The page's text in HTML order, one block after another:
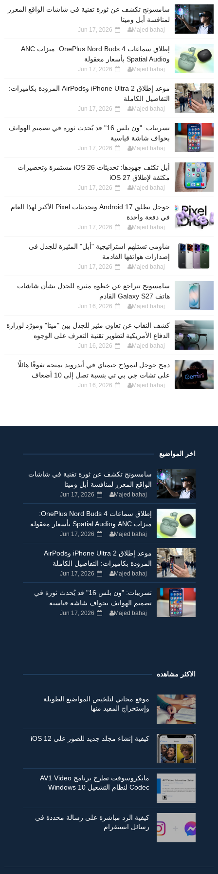
سامسونج تكشف عن ثورة تقنية في شاشات الواقع المعزز
لمنافسة أبل وميتا
Majed bahaj
Jun 17, 2026
إطلاق سماعات OnePlus Nord Buds 4: ميزات ANC
وSpatial Audio بأسعار معقولة
Majed bahaj
Jun 17, 2026
موعد إطلاق iPhone Ultra 2 وAirPods المزودة بكاميرات:
التفاصيل الكاملة
Majed bahaj
Jun 17, 2026
تسريبات: "ون بلس 16" قد يُحدث ثورة في تصميم الهواتف
بحواف شاشة قياسية
Majed bahaj
Jun 17, 2026
أبل تكثف جهودها: تحديثات iOS 26 مستمرة وتحضيرات
مكثفة لإطلاق iOS 27
Majed bahaj
Jun 17, 2026
جوجل تطلق Android 17 وتحديثات Pixel الأكبر لهذا العام
في دفعة واحدة
Majed bahaj
Jun 17, 2026
شاومي تستلهم استراتيجية "أبل" المثيرة للجدل في
إصدارات هواتفها القادمة
Majed bahaj
Jun 17, 2026
سامسونج تتراجع عن خطوة مثيرة للجدل بشأن شاشات
هاتف Galaxy S27 القادم
Majed bahaj
Jun 16, 2026
كشف النقاب عن تعاون مثير للجدل بين "ميتا" ومورّد لوزارة
الدفاع الأمريكية لتطوير تقنية التعرف على الوجوه
Majed bahaj
Jun 16, 2026
دمج جوجل لنموذج جيمناي في أندرويد يمنحه تفوقًا هائلًا
على تشات جي بي تي بنسبة تصل إلى 10 أضعاف
Majed bahaj
Jun 16, 2026
اخر المواضيع
سامسونج تكشف عن ثورة تقنية في شاشات
الواقع المعزز لمنافسة أبل وميتا
Majed bahaj
Jun 17, 2026
إطلاق سماعات OnePlus Nord Buds 4:
ميزات ANC وSpatial Audio بأسعار معقولة
Majed bahaj
Jun 17, 2026
موعد إطلاق iPhone Ultra 2 وAirPods
المزودة بكاميرات: التفاصيل الكاملة
Majed bahaj
Jun 17, 2026
تسريبات: "ون بلس 16" قد يُحدث ثورة في
تصميم الهواتف بحواف شاشة قياسية
Majed bahaj
Jun 17, 2026
الاكثر مشاهده
موقع مجاني لتلخيص المواضيع الطويلة
وإستخراج المفيد منها
كيفية إنشاء مجلد جديد للصور على iOS 12
مايكروسوفت تطرح برنامج AV1 Video
Codec لنظام التشغيل Windows 10
كيفية الرد مباشرة على رسالة محددة في
رسائل انستقرام